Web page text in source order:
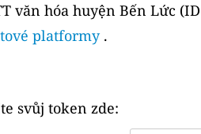
văn hóa huyện Bến Lức
platformy.
svůj token zde: